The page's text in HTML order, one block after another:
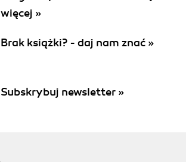
więcej »
Brak książki? - daj nam znać »
Subskrybuj newsletter »